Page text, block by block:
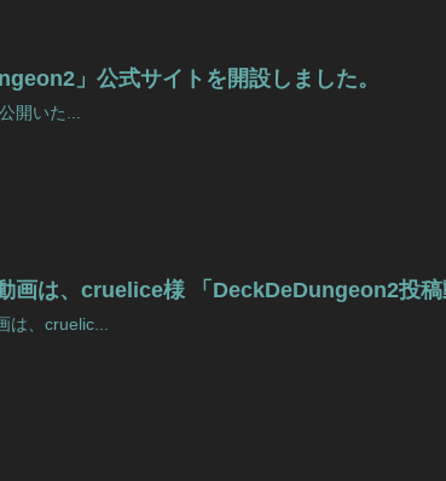
」公式サイトを開設しました。
開いた...
画は、cruelice様 「DeckDeDungeon2投
、cruelic...